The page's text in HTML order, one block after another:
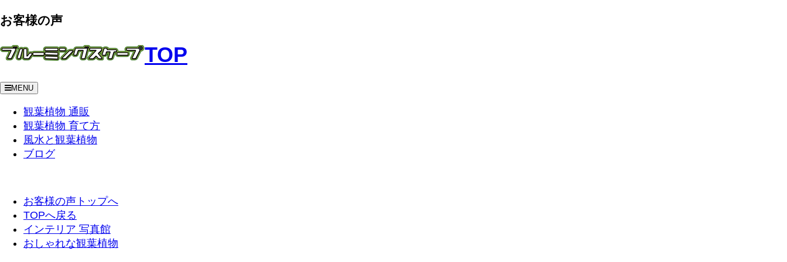
お客様の声
TOP
MENU
観葉植物 通販
観葉植物 育て方
風水と観葉植物
ブログ
お客様の声トップへ
TOPへ戻る
インテリア 写真館
おしゃれな観葉植物